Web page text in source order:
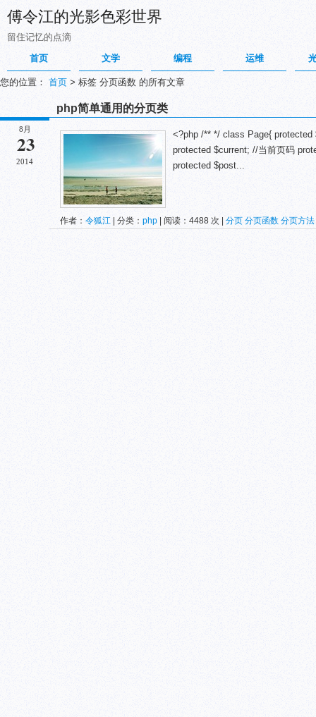
傅令江的光影色彩世界
留住记忆的点滴
首页
文学 编程 运维
您的位置： 首页 > 标签 分页函数 的所有文章
8月
23
2014
php简单通用的分页类
<?php /** */ class Page{
protected $current; //当前页码
protected $post...
作者： 令狐江 | 分类： php | 阅读：4488 次 | 分页 分页函数 分页方法